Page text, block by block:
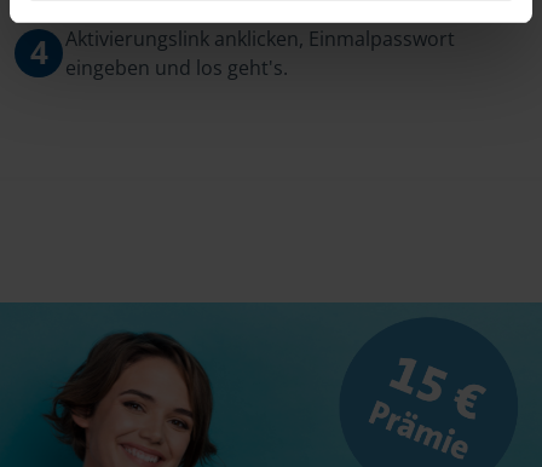
4
Aktivierungslink anklicken, Einmalpasswort
eingeben und los geht's.